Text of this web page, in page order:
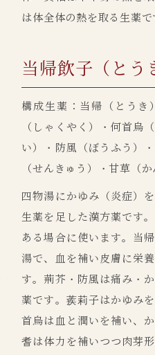
は体全体の熱を取る生薬で
当帰飲子（とう
構成生薬：当帰（とうき
（しゃくやく）・何首烏
い）・防風（ぼうふう）
（せんきゅう）・甘草（
四物湯にかゆみ（炎症）
生薬を足した漢方薬です
ある場合に使います。当
湯で、血を補い皮膚に栄
す。荊芥・防風は痛み・
薬です。蒺莉子はかゆみ
首烏は血と潤いを補い、
耆は体力を補いつつ肉芽